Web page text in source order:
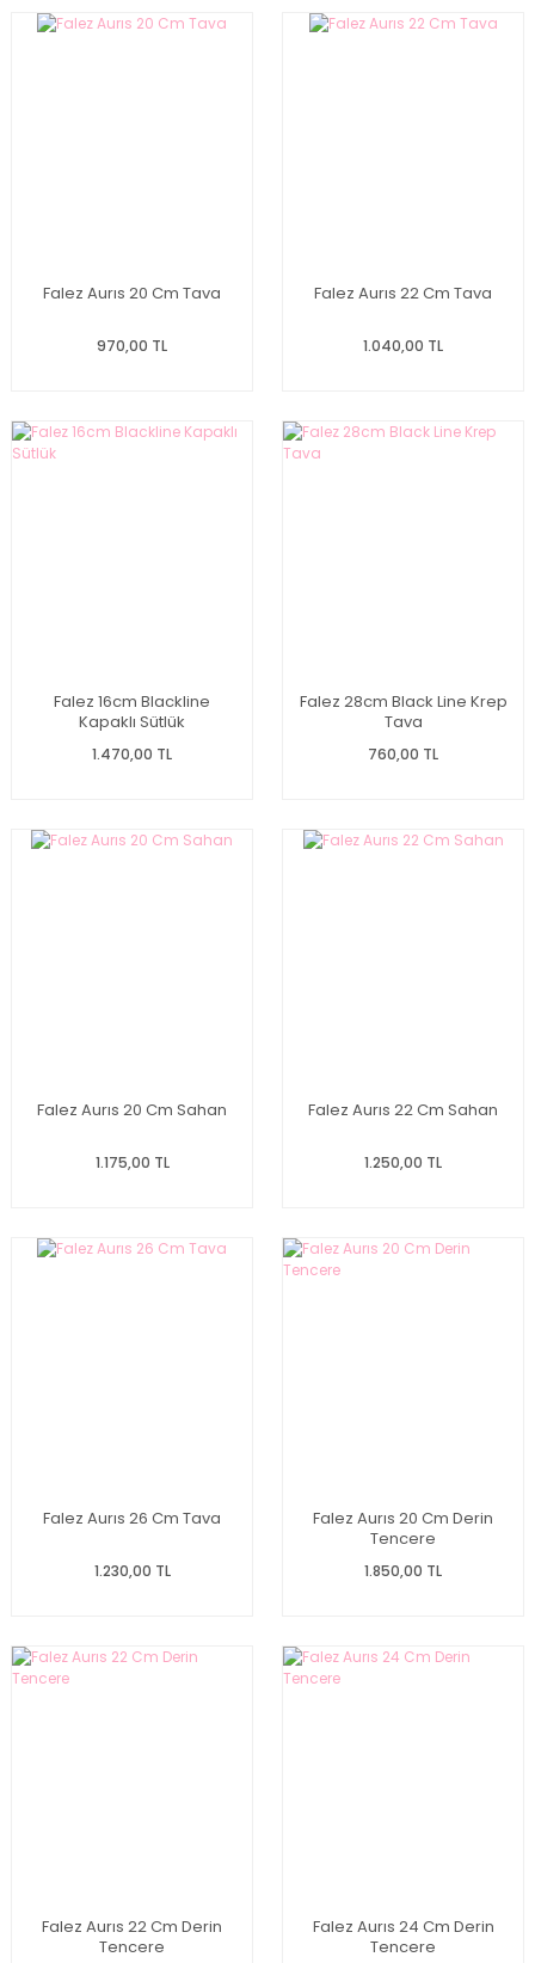
Falez Aurıs 20 Cm Tava
970,00 TL
Falez Aurıs 22 Cm Tava
1.040,00 TL
Falez 16cm Blackline
Kapaklı Sütlük
1.470,00 TL
Falez 28cm Black Line Krep
Tava
760,00 TL
Falez Aurıs 20 Cm Sahan
1.175,00 TL
Falez Aurıs 22 Cm Sahan
1.250,00 TL
Falez Aurıs 26 Cm Tava
1.230,00 TL
Falez Aurıs 20 Cm Derin
Tencere
1.850,00 TL
Falez Aurıs 22 Cm Derin
Tencere
Falez Aurıs 24 Cm Derin
Tencere